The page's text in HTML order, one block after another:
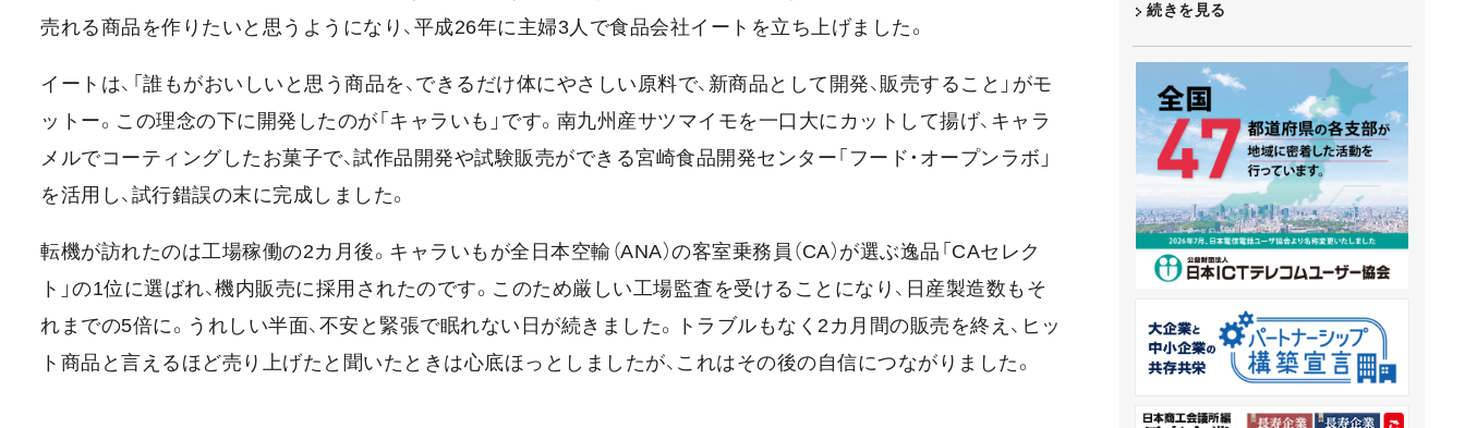
売れる商品を作りたいと思うようになり、平成26年に主婦3人で食品会社イートを立ち上げました。
イートは、「誰もがおいしいと思う商品を、できるだけ体にやさしい原料で、新商品として開発、販売すること」がモ
ットー。この理念の下に開発したのが「キャラいも」です。南九州産サツマイモを一口大にカットして揚げ、キャラ
メルでコーティングしたお菓子で、試作品開発や試験販売ができる宮崎食品開発センター「フード・オープンラボ」
を活用し、試行錯誤の末に完成しました。
転機が訪れたのは工場稼働の2カ月後。キャラいもが全日本空輸（ANA）の客室乗務員（CA）が選ぶ逸品「CAセレク
ト」の1位に選ばれ、機内販売に採用されたのです。このため厳しい工場監査を受けることになり、日産製造数もそ
れまでの5倍に。うれしい半面、不安と緊張で眠れない日が続きました。トラブルもなく2カ月間の販売を終え、ヒッ
ト商品と言えるほど売り上げたと聞いたときは心底ほっとしましたが、これはその後の自信につながりました。
続きを見る